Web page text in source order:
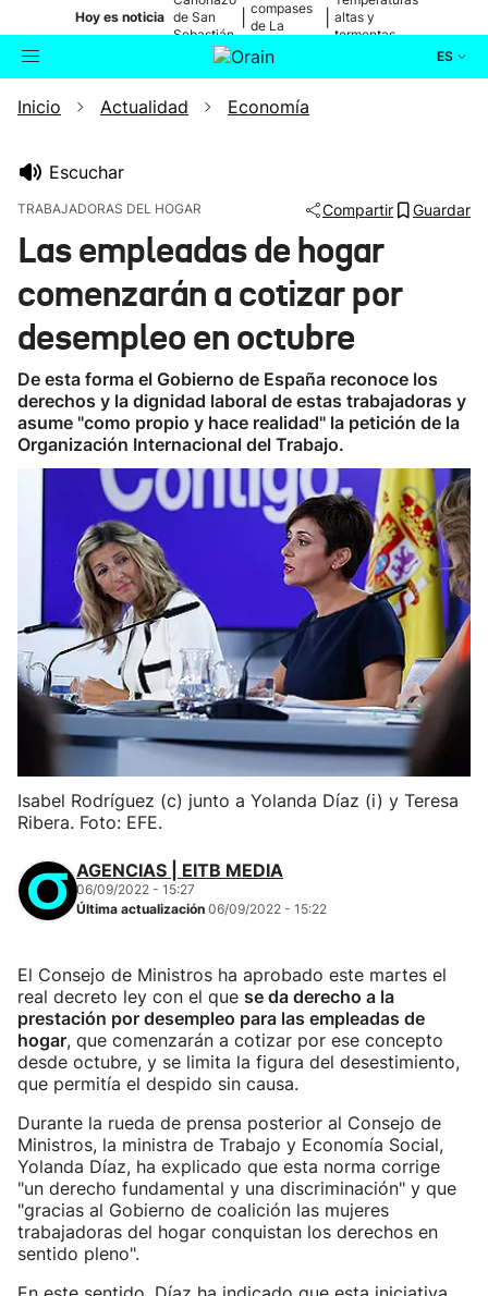
Hoy es noticia de San
Sebastián
compases
de La
altas y
tormentas
ES
Buscador Actualidad
Ikusmiran
Eguraldia
Inicio Actualidad Economía
Escuchar
TRABAJADORAS DEL HOGAR Compartir Guardar
Las empleadas de hogar
comenzarán a cotizar por
desempleo en octubre
De esta forma el Gobierno de España reconoce los
derechos y la dignidad laboral de estas trabajadoras y
asume "como propio y hace realidad" la petición de la
Organización Internacional del Trabajo.
Isabel Rodríguez (c) junto a Yolanda Díaz (i) y Teresa
Ribera. Foto: EFE.
AGENCIAS | EITB MEDIA
06/09/2022 - 15:27
Última actualización 06/09/2022 - 15:22
El Consejo de Ministros ha aprobado este martes el
real decreto ley con el que se da derecho a la
prestación por desempleo para las empleadas de
hogar, que comenzarán a cotizar por ese concepto
desde octubre, y se limita la figura del desestimiento,
que permitía el despido sin causa.
Durante la rueda de prensa posterior al Consejo de
Ministros, la ministra de Trabajo y Economía Social,
Yolanda Díaz, ha explicado que esta norma corrige
"un derecho fundamental y una discriminación" y que
"gracias al Gobierno de coalición las mujeres
trabajadoras del hogar conquistan los derechos en
sentido pleno".